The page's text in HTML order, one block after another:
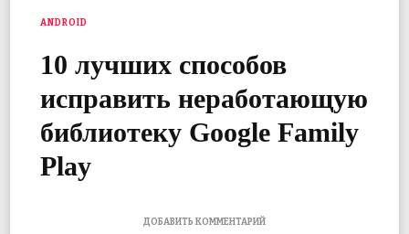
ANDROID
10 лучших способов
исправить неработающую
библиотеку Google Family
Play
ДОБАВИТЬ КОММЕНТАРИЙК